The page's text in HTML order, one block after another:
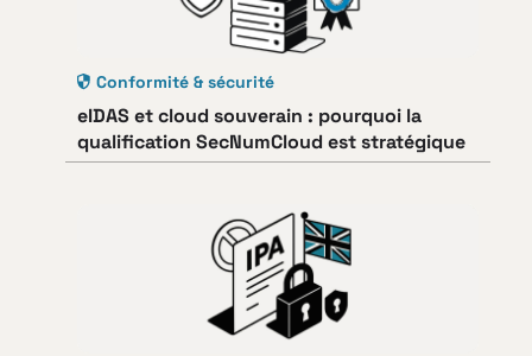
Conformité & sécurité
eIDAS et cloud souverain : pourquoi la
qualification SecNumCloud est stratégique